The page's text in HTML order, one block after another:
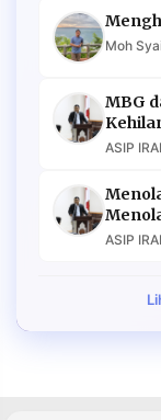
Moh
MBG
ASIP
ASIP